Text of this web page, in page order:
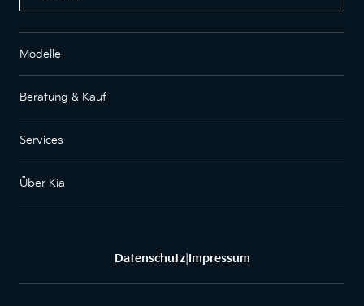
Modelle
Beratung & Kauf
Services
Über Kia
Datenschutz| Impressum